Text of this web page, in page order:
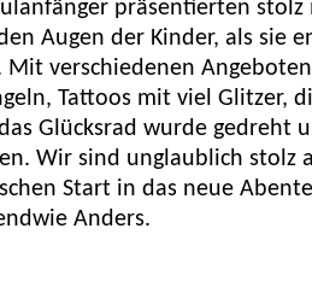
präsentierten
Augen der Kinder, als
verschiedenen
Tattoos mit viel Glitzer,
Glücksrad wurde gedreht
Wir sind unglaublich stolz
Start in das neue
Anders.